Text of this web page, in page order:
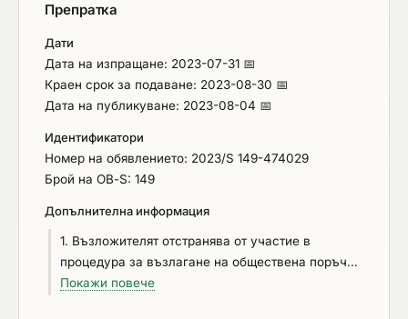
Препратка
Дати
Дата на изпращане: 2023-07-31 📅
Краен срок за подаване: 2023-08-30 📅
Дата на публикуване: 2023-08-04 📅
Идентификатори
Номер на обявлението: 2023/S 149-474029
Брой на ОВ-S: 149
Допълнителна информация
1. Възложителят отстранява от участие в
процедура за възлагане на обществена поръчка
участник, когато: .1.1. (изм. – Д В, бр. 86 от 2018
Покажи повече